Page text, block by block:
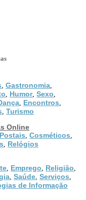
Gastronomia
Humor, Sexo
Encontros
Turismo
Online
Postais Cosméticos
Relógios
Emprego Religião
Saúde Serviços
de Informação